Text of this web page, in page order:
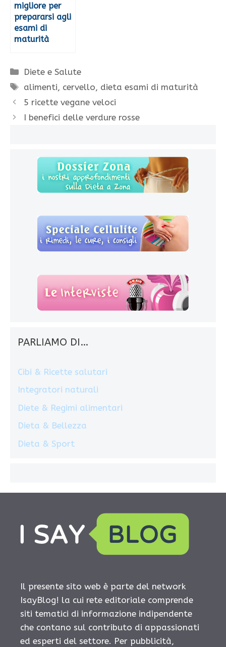
migliore per
prepararsi agli
esami di
maturità
Categorie
Diete e Salute
Tag
alimenti, cervello, dieta esami di maturità
5 ricette vegane veloci
I benefici delle verdure rosse
PARLIAMO DI…
Cibi & Ricette salutari
Integratori naturali
Diete & Regimi alimentari
Dieta & Bellezza
Dieta & Sport
Il presente sito web è parte del network
IsayBlog! la cui rete editoriale comprende
siti tematici di informazione indipendente
che contano sul contributo di appassionati
ed esperti del settore. Per pubblicità,